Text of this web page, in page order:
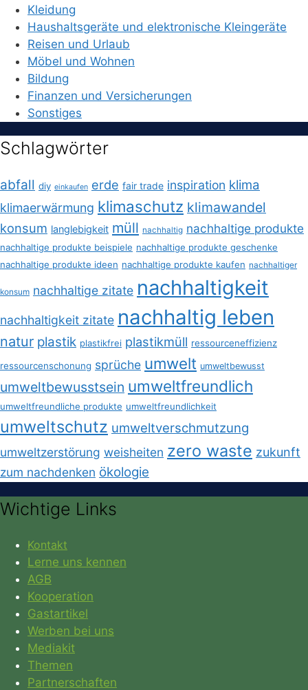
Kleidung
Haushaltsgeräte und elektronische Kleingeräte
Reisen und Urlaub
Möbel und Wohnen
Bildung
Finanzen und Versicherungen
Sonstiges
Schlagwörter
abfall diy einkaufen erde fair trade inspiration klima
klimaerwärmung klimaschutz klimawandel
konsum langlebigkeit müll nachhaltig nachhaltige produkte
nachhaltige produkte beispiele nachhaltige produkte geschenke
nachhaltige produkte ideen nachhaltige produkte kaufen nachhaltiger
konsum nachhaltige zitate nachhaltigkeit
nachhaltigkeit zitate nachhaltig leben
natur plastik plastikfrei plastikmüll ressourceneffizienz
ressourcenschonung sprüche umwelt umweltbewusst
umweltbewusstsein umweltfreundlich
umweltfreundliche produkte umweltfreundlichkeit
umweltschutz umweltverschmutzung
umweltzerstörung weisheiten zero waste zukunft
zum nachdenken ökologie
Wichtige Links
Kontakt
Lerne uns kennen
AGB
Kooperation
Gastartikel
Werben bei uns
Mediakit
Themen
Partnerschaften